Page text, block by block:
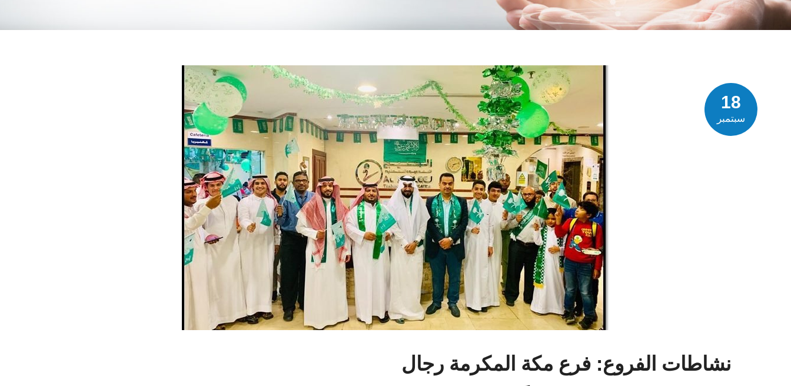
18
سبتمبر
نشاطات الفروع: فرع مكة المكرمة رجال